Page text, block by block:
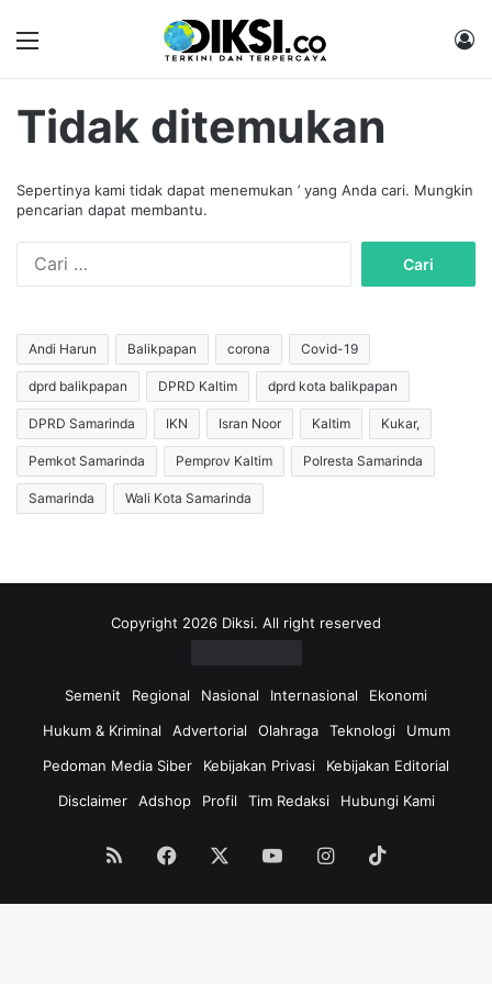
Tidak ditemukan
Sepertinya kami tidak dapat menemukan ’ yang Anda cari. Mungkin
pencarian dapat membantu.
u
n
t
u
k
:
Andi Harun Balikpapan corona Covid-19
dprd balikpapan DPRD Kaltim dprd kota balikpapan
DPRD Samarinda IKN Isran Noor Kaltim Kukar,
Pemkot Samarinda Pemprov Kaltim Polresta Samarinda
Samarinda Wali Kota Samarinda
Copyright 2026 Diksi. All right reserved
Semenit Regional Nasional Internasional
Ekonomi
Hukum & Kriminal
Advertorial Olahraga Teknologi
Umum
Pedoman Media Siber
Kebijakan Privasi
Kebijakan Editorial
Disclaimer
Adshop Profil Tim Redaksi Hubungi Kami
RSS Facebook YouTubeInstagram